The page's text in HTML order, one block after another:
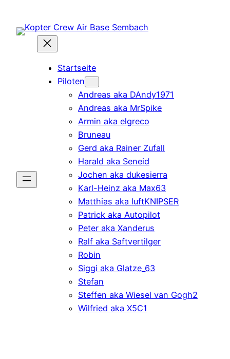
Inhalt
springen
Startseite
Piloten
Andreas aka DAndy1971
Andreas aka MrSpike
Armin aka elgreco
Bruneau
Gerd aka Rainer Zufall
Harald aka Seneid
Jochen aka dukesierra
Karl-Heinz aka Max63
Matthias aka luftKNIPSER
Patrick aka Autopilot
Peter aka Xanderus
Ralf aka Saftvertilger
Robin
Siggi aka Glatze_63
Stefan
Steffen aka Wiesel van Gogh2
Wilfried aka X5C1